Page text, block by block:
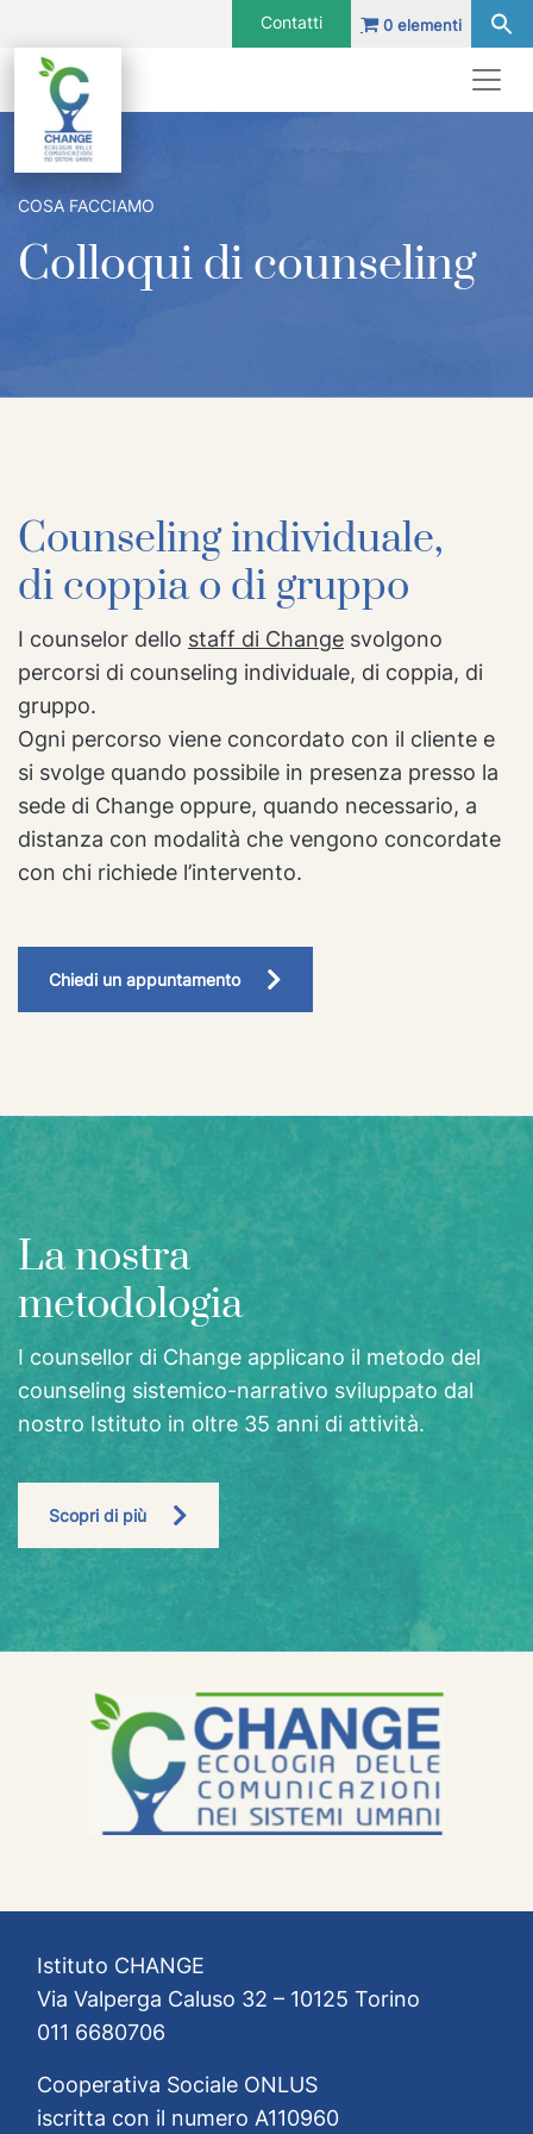
Navigazione principale
Contatti 0 elementi
Navigazione principale
COSA FACCIAMO
Colloqui di counseling
Counseling individuale,
di coppia o di gruppo
I counselor dello staff di Change svolgono
percorsi di counseling individuale, di coppia, di
gruppo.
Ogni percorso viene concordato con il cliente e
si svolge quando possibile in presenza presso la
sede di Change oppure, quando necessario, a
distanza con modalità che vengono concordate
con chi richiede l’intervento.
Chiedi un appuntamento
La nostra
metodologia
I counsellor di Change applicano il metodo del
counseling sistemico-narrativo sviluppato dal
nostro Istituto in oltre 35 anni di attività.
Scopri di più
Istituto CHANGE
Via Valperga Caluso 32 – 10125 Torino
011 6680706
Cooperativa Sociale ONLUS
iscritta con il numero A110960